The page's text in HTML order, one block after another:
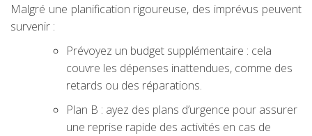
Malgré une planification rigoureuse, des imprévus peuvent
survenir :
Prévoyez un budget supplémentaire : cela
couvre les dépenses inattendues, comme des
retards ou des réparations.
Plan B : ayez des plans d’urgence pour assurer
une reprise rapide des activités en cas de